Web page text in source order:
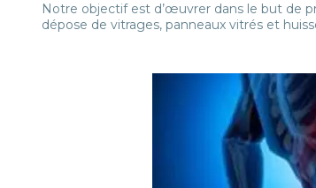
Notre objectif est d’œuvrer dans le but de
dépose de vitrages, panneaux vitrés et